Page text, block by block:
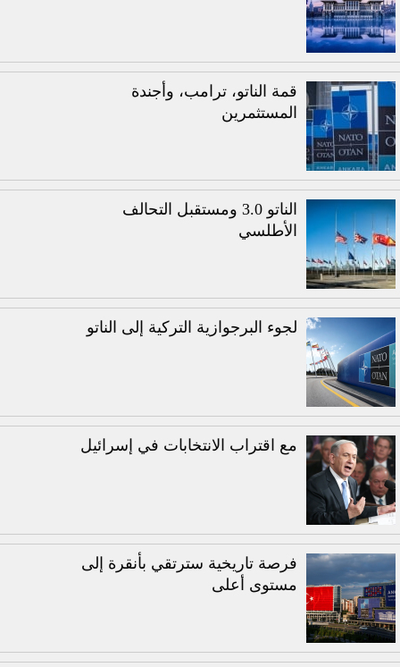
قمة الناتو، ترامب، وأجندة
المستثمرين
الناتو 3.0 ومستقبل التحالف
الأطلسي
لجوء البرجوازية التركية إلى الناتو
مع اقتراب الانتخابات في إسرائيل
فرصة تاريخية سترتقي بأنقرة إلى
مستوى أعلى